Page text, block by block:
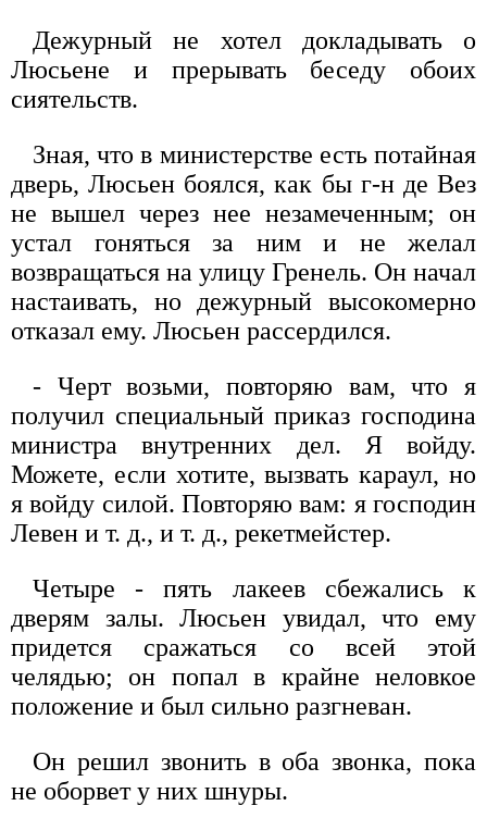
Дежурный не хотел докладывать о
Люсьене и прерывать беседу обоих
сиятельств.
Зная, что в министерстве есть потайная
дверь, Люсьен боялся, как бы г-н де Вез
не вышел через нее незамеченным; он
устал гоняться за ним и не желал
возвращаться на улицу Гренель. Он начал
настаивать, но дежурный высокомерно
отказал ему. Люсьен рассердился.
- Черт возьми, повторяю вам, что я
получил специальный приказ господина
министра внутренних дел. Я войду.
Можете, если хотите, вызвать караул, но
я войду силой. Повторяю вам: я господин
Левен и т. д., и т. д., рекетмейстер.
Четыре - пять лакеев сбежались к
дверям залы. Люсьен увидал, что ему
придется сражаться со всей этой
челядью; он попал в крайне неловкое
положение и был сильно разгневан.
Он решил звонить в оба звонка, пока
не оборвет у них шнуры.